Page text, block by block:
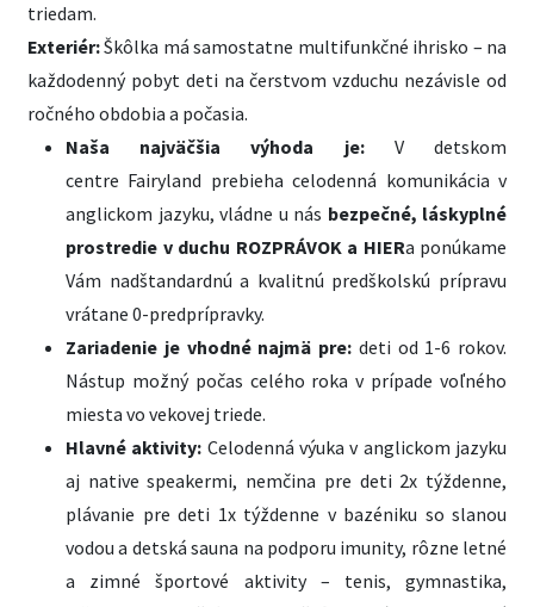
triedam.
Exteriér:Škôlka má samostatne multifunkčné ihrisko – na
každodenný pobyt deti na čerstvom vzduchu nezávisle od
ročného obdobia a počasia.
Naša najväčšia výhoda je: V detskom
centre Fairyland prebieha celodenná komunikácia v
anglickom jazyku, vládne u nás bezpečné, láskyplné
prostredie v duchu ROZPRÁVOK a HIERa ponúkame
Vám nadštandardnú a kvalitnú predškolskú prípravu
vrátane 0-predprípravky.
Zariadenie je vhodné najmä pre: deti od 1-6 rokov.
Nástup možný počas celého roka v prípade voľného
miesta vo vekovej triede.
Hlavné aktivity: Celodenná výuka v anglickom jazyku
aj native speakermi, nemčina pre deti 2x týždenne,
plávanie pre deti 1x týždenne v bazéniku so slanou
vodou a detská sauna na podporu imunity, rôzne letné
a zimné športové aktivity – tenis, gymnastika,